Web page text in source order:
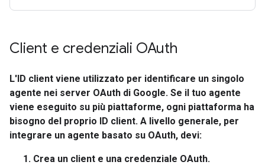
Client e credenziali OAuth
L'ID client viene utilizzato per identificare un singolo
agente nei server OAuth di Google. Se il tuo agente
viene eseguito su più piattaforme, ogni piattaforma ha
bisogno del proprio ID client. A livello generale, per
integrare un agente basato su OAuth, devi:
Crea un client e una credenziale OAuth.